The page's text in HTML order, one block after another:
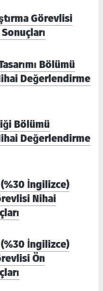
Görevlisi
Bölümü
Değerlendirme
Bölümü
Değerlendirme
İngilizce)
Nihai
İngilizce)
Ön